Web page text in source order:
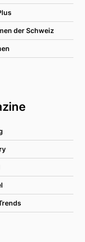
der Schweiz